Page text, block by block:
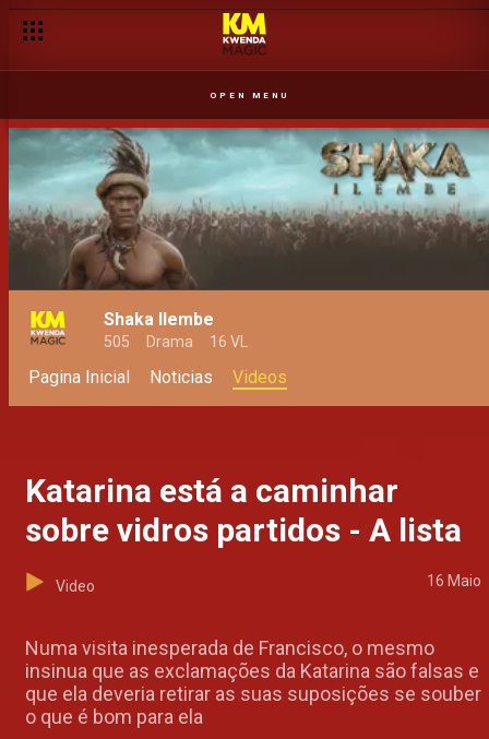
OPEN MENU
Shaka Ilembe
505 Drama 16 VL
Pagina Inicial Noticias Videos
Katarina está a caminhar
sobre vidros partidos - A lista
Video 16 Maio
Numa visita inesperada de Francisco, o mesmo
insinua que as exclamações da Katarina são falsas e
que ela deveria retirar as suas suposições se souber
o que é bom para ela